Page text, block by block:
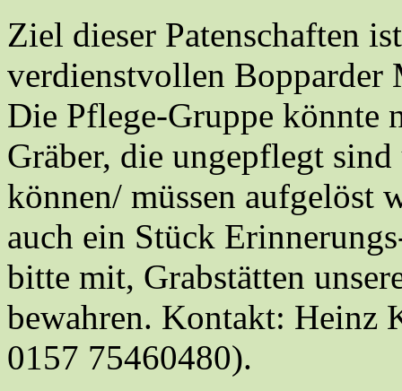
Ziel dieser Patenschaften
verdienstvollen
Die Pflege-Gruppe könnte
Gräber, die ungepflegt
können/ müssen aufgelöst
auch ein Stück
bitte mit, Grabstätten
bewahren. Kontakt: Heinz
0157 75460480).